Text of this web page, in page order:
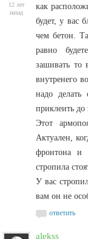
12 лет
назад
как
будет, у вас
чем бетон.
равно
зашивать то
внутренего
надо делать
приклеить до
Этот
Актуален,
фронтона и
стропила
У вас
вам он не
ответить
alekss